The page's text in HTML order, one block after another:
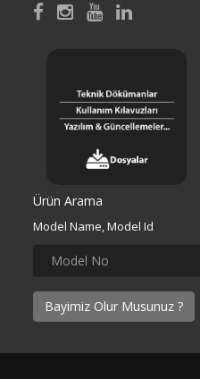
Ürün Arama
Model Name, Model Id
Bayimiz Olur Musunuz ?